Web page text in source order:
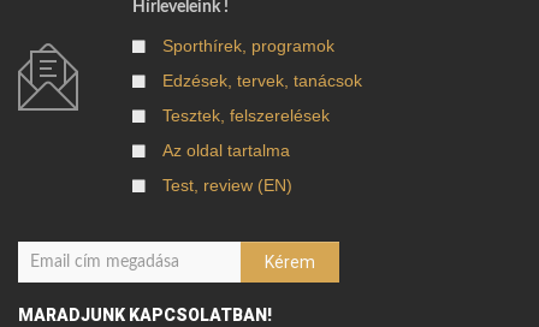
Hírleveleink !
Sporthírek, programok
Edzések, tervek, tanácsok
Tesztek, felszerelések
Az oldal tartalma
Test, review (EN)
MARADJUNK KAPCSOLATBAN!